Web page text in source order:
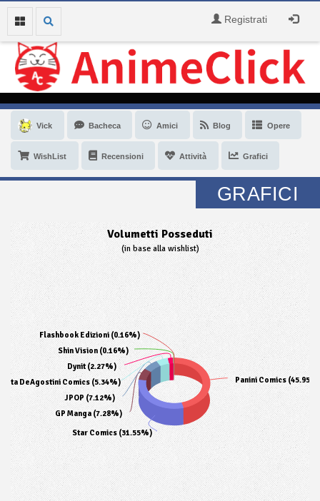
Registrati
Vick Bacheca Amici Blog Opere
WishList Recensioni Attività Grafici
GRAFICI
Volumetti Posseduti
(in base alla wishlist)
Panini Comics
Star Comics (31.55%)
GP Manga (7.28%)
JPOP (7.12%)
DeAgostini Comics (5.34%)
Dynit (2.27%)
Shin Vision (0.16%)
Flashbook Edizioni (0.16%)